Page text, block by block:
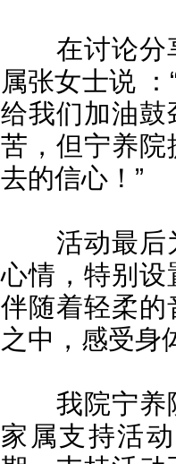
在讨论分
属张女士说
给我们加油
苦，但宁养
去的信心！”
活动最后
心情，特别
伴随着轻柔
之中，感受身
我院宁养
家属支持活